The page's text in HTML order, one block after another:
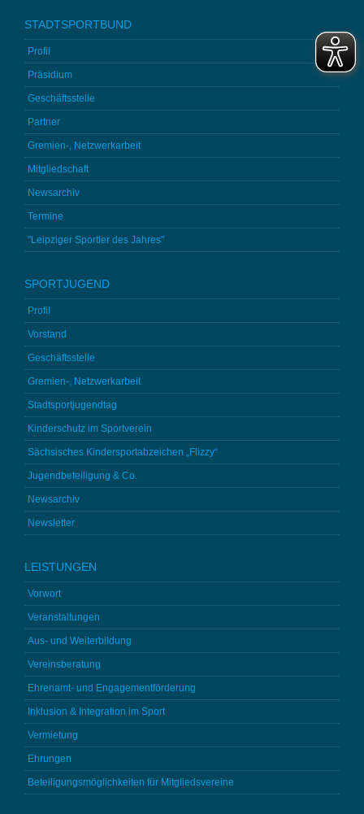
STADTSPORTBUND
Profil
Präsidium
Geschäftsstelle
Partner
Gremien-, Netzwerkarbeit
Mitgliedschaft
Newsarchiv
Termine
"Leipziger Sportler des Jahres"
SPORTJUGEND
Profil
Vorstand
Geschäftsstelle
Gremien-, Netzwerkarbeit
Stadtsportjugendtag
Kinderschutz im Sportverein
Sächsisches Kindersportabzeichen „Flizzy“
Jugendbeteiligung & Co.
Newsarchiv
Newsletter
LEISTUNGEN
Vorwort
Veranstaltungen
Aus- und Weiterbildung
Vereinsberatung
Ehrenamt- und Engagementförderung
Inklusion & Integration im Sport
Vermietung
Ehrungen
Beteiligungsmöglichkeiten für Mitgliedsvereine